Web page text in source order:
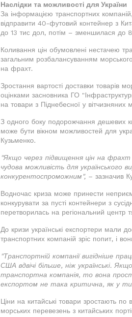
Наслідки та можливості для України
За інформацією транспортних
відправити 40-футовий контейнер з
до 13 тис дол, потiм – зменшилася до
Коливання цін обумовлені нестачею
загальним розбалансуванням
на фрахт.
Зростання вартості доставки товарів
оцінками засновника ГО
на товари з Піднебесної у
З одного боку подорожчання дешевих
може бути вікном можливостей для
Кузьменко.
"Якщо через підвищення цін на
чудова можливість для
конкурентоспроможним", – зазначив
Водночас криза може принести
конкурувати за пусті контейнери з
перетворилась на регіональний центр
До кризи українські експортери мали
транспортних компаній зріс попит, і
"Транспортній компанії вигідніше
США вдвічі більше, ніж українські.
транспортна компанія, то вона
експортом не така критична, як у
Ціни на китайські товари зростають
морських перевезень з китайських